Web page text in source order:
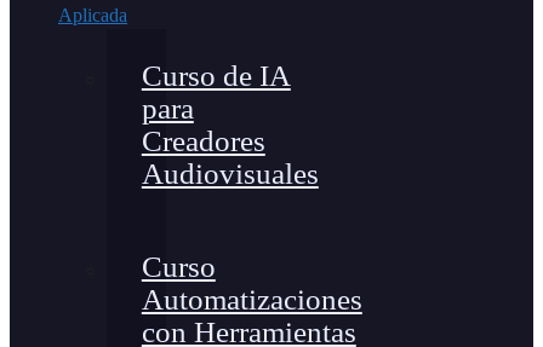
Aplicada
Curso de IA
para
Creadores
Audiovisuales
Curso
Automatizaciones
con Herramientas